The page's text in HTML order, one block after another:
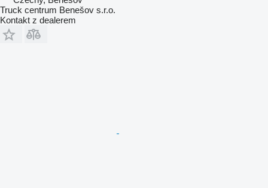
Truck centrum Benešov s.r.o.
Kontakt z dealerem